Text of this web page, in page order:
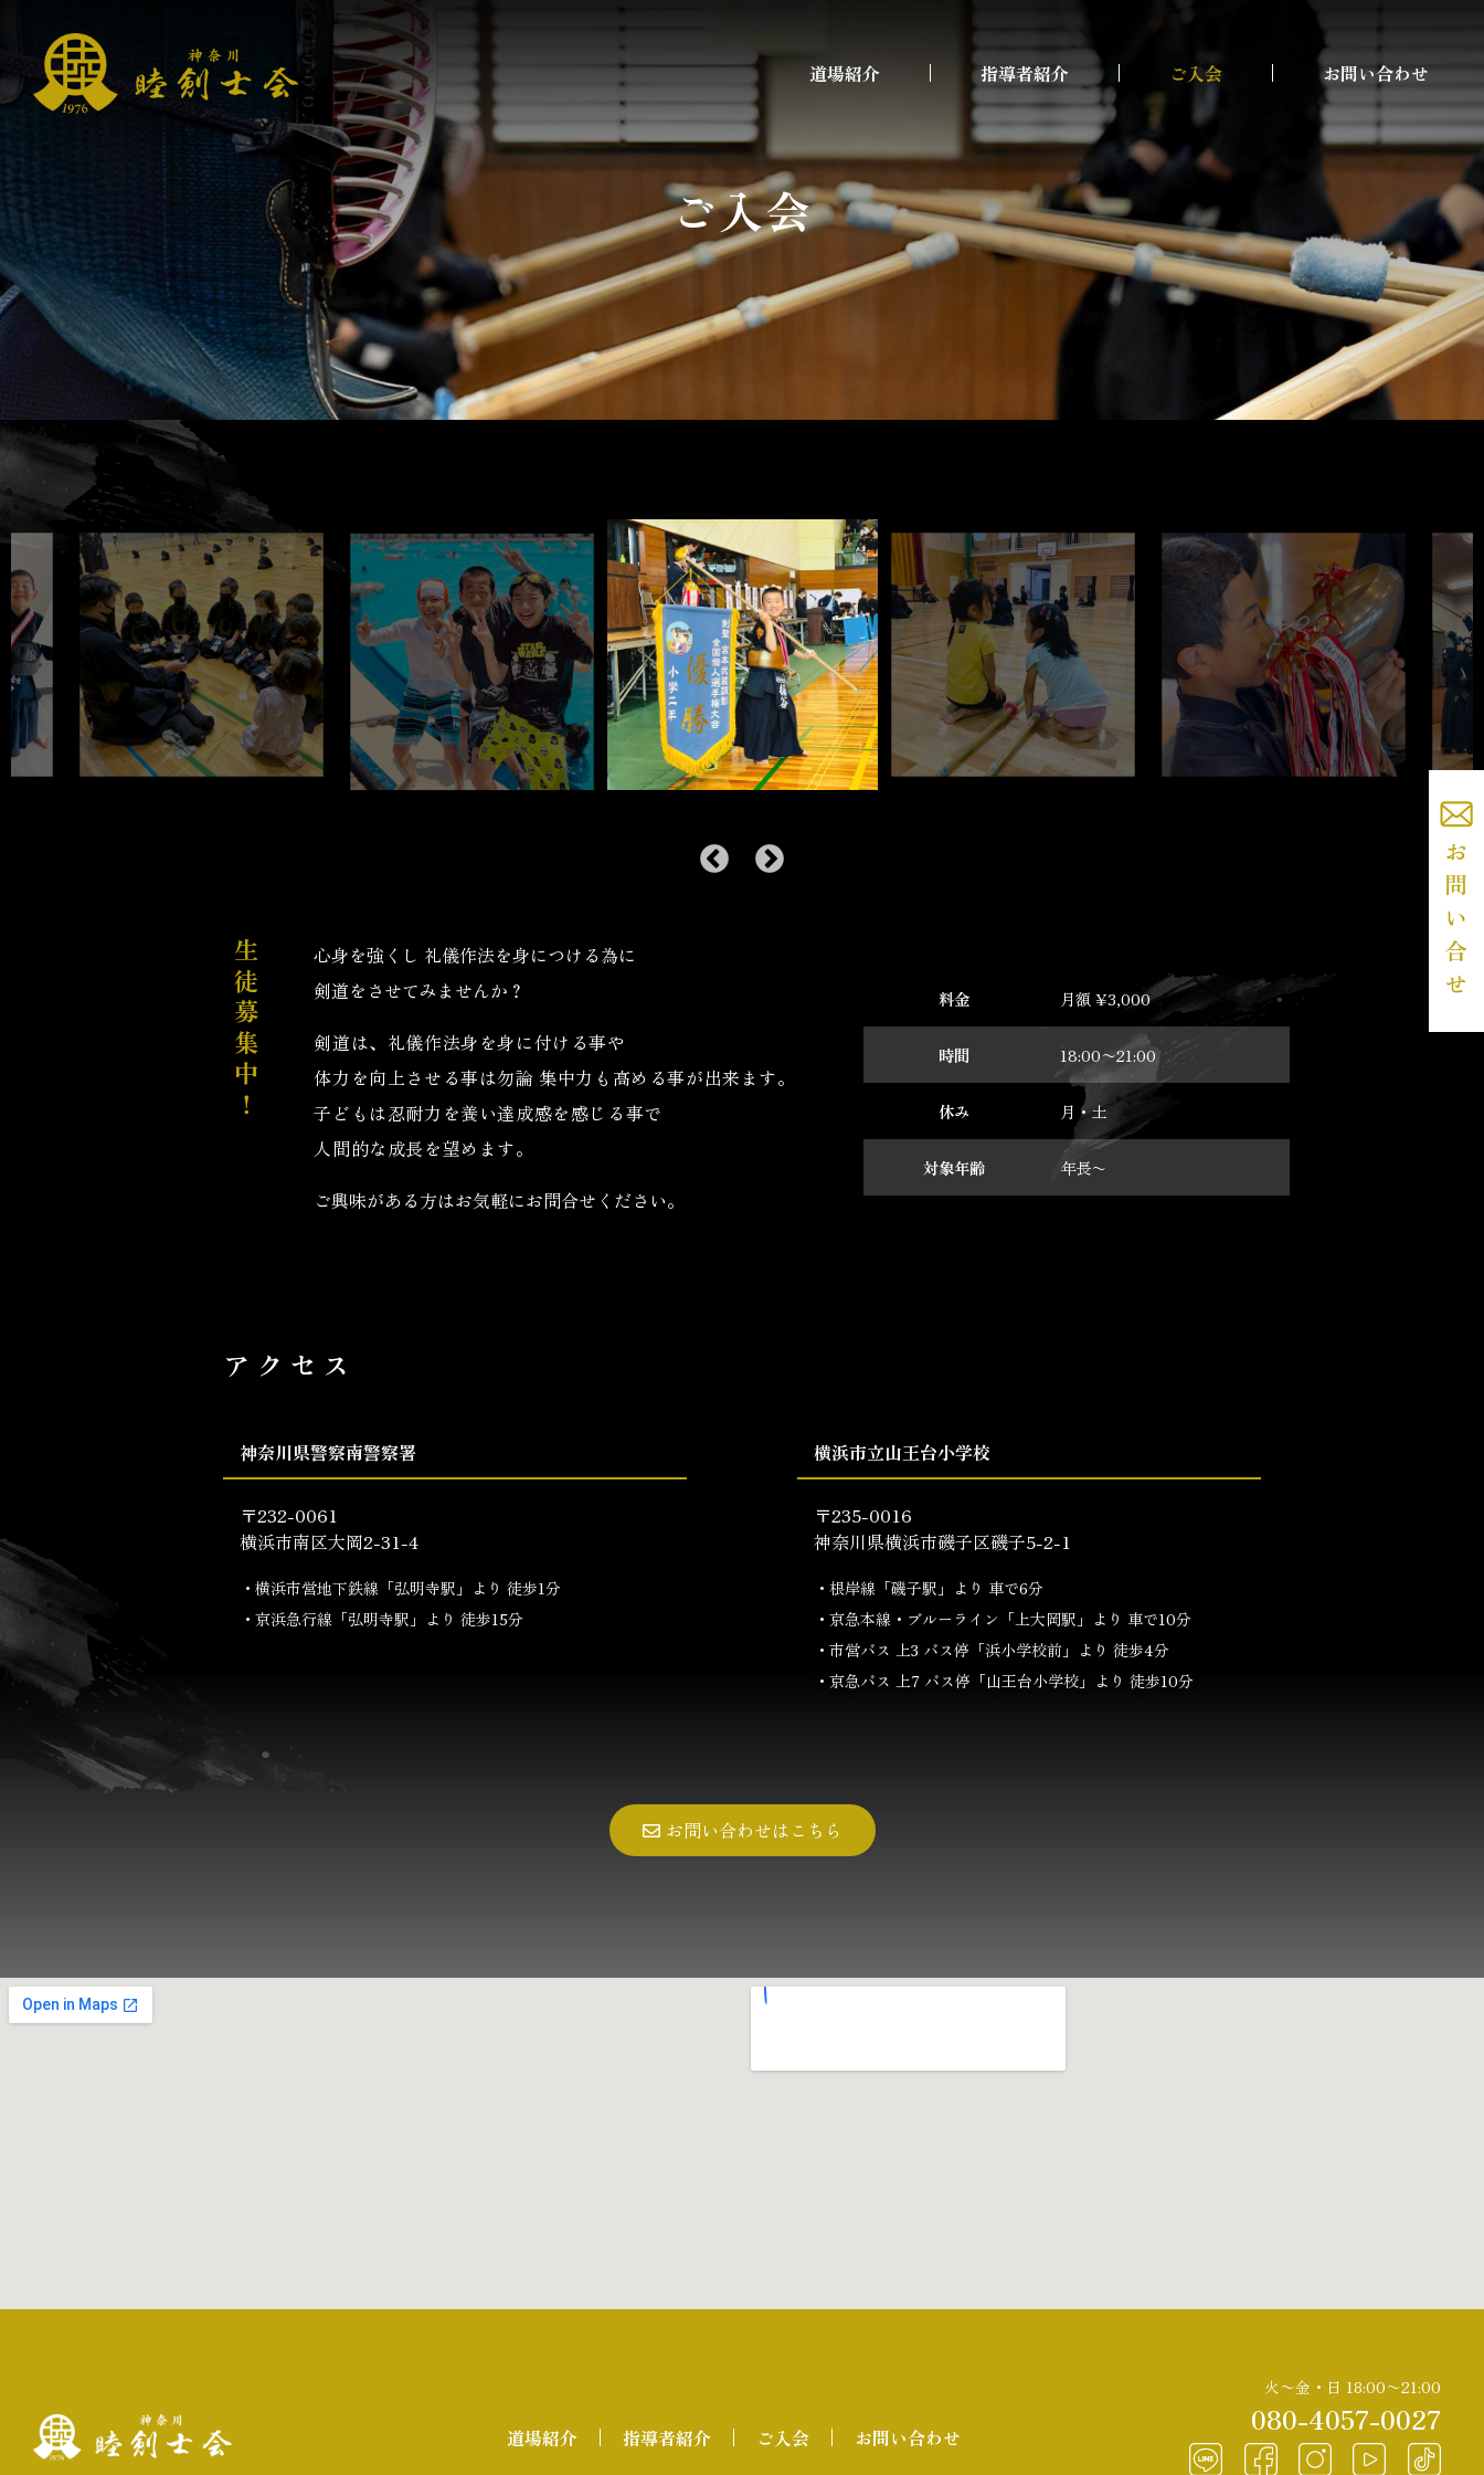
道場紹介 指導者紹介 ご入会 お問い合わせ
ご入会
生徒募集中！ 心身を強くし 礼儀作法を身につける為に
剣道をさせてみませんか？
剣道は、礼儀作法身を身に付ける事や
体力を向上させる事は勿論 集中力も高める事が出来ます。
子どもは忍耐力を養い達成感を感じる事で
人間的な成長を望めます。
ご興味がある方はお気軽にお問合せください。
料金 月額 ¥3,000
時間 18:00〜21:00
休み 月・土
対象年齢 年長〜
アクセス
神奈川県警察南警察署
〒232-0061
横浜市南区大岡2-31-4
・横浜市営地下鉄線 「弘明寺駅」より 徒歩1分
・京浜急行線 「弘明寺駅」より 徒歩15分
横浜市立山王台小学校
〒235-0016
神奈川県横浜市磯子区磯子5-2-1
・根岸線「磯子駅」より 車で6分
・京急本線・ブルーライン 「上大岡駅」より 車で10分
・市営バス 上3 バス停 「浜小学校前」より 徒歩4分
・京急バス 上7 バス停 「山王台小学校」より 徒歩10分
お問い合わせはこちら
道場紹介 指導者紹介 ご入会 お問い合わせ
火〜金・日 18:00〜21:00
080-4057-0027